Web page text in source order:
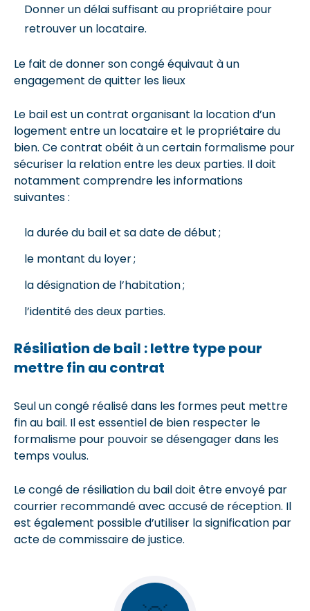
Donner un délai suffisant au propriétaire pour
retrouver un locataire.
Le fait de donner son congé équivaut à un
engagement de quitter les lieux
Le bail est un contrat organisant la location d’un
logement entre un locataire et le propriétaire du
bien. Ce contrat obéit à un certain formalisme pour
sécuriser la relation entre les deux parties. Il doit
notamment comprendre les informations
suivantes :
la durée du bail et sa date de début ;
le montant du loyer ;
la désignation de l’habitation ;
l’identité des deux parties.
Résiliation de bail : lettre type pour
mettre fin au contrat
Seul un congé réalisé dans les formes peut mettre
fin au bail. Il est essentiel de bien respecter le
formalisme pour pouvoir se désengager dans les
temps voulus.
Le congé de résiliation du bail doit être envoyé par
courrier recommandé avec accusé de réception. Il
est également possible d’utiliser la signification par
acte de commissaire de justice.